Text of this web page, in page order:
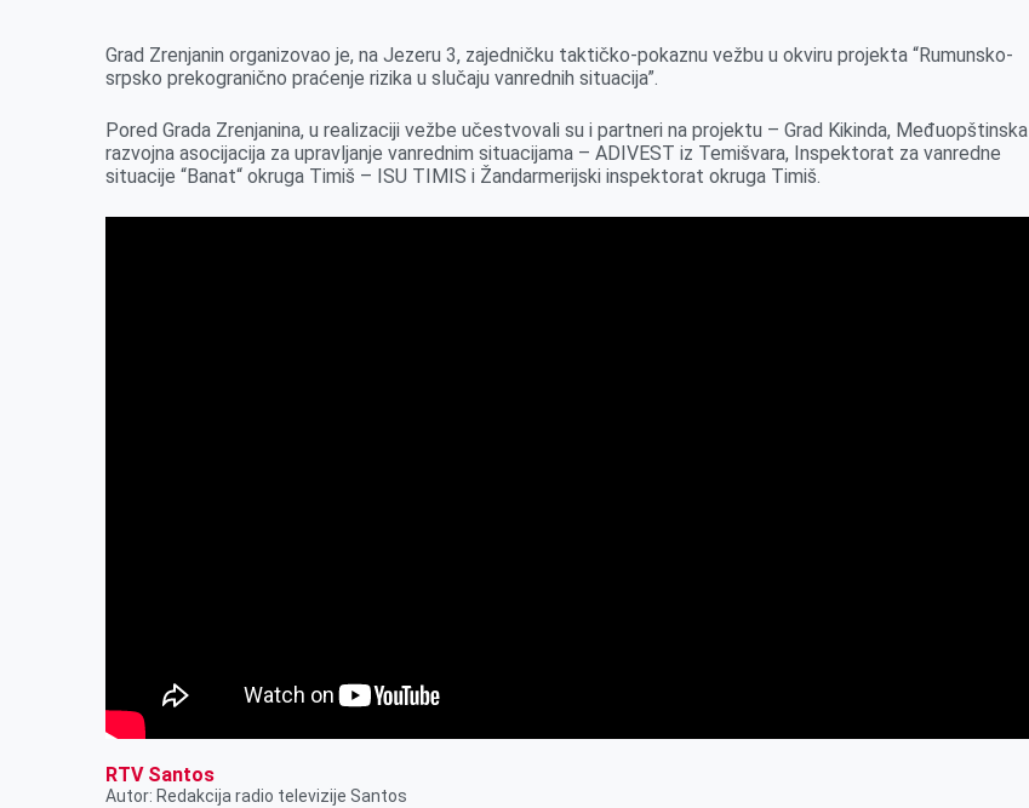
rnA
p
i
l
Grad Zrenjanin organizovao je, na Jezeru 3, zajedničku taktičko-pokaznu vežbu u okviru projekta “Rumunsko-
srpsko prekogranično praćenje rizika u slučaju vanrednih situacija”.
Pored Grada Zrenjanina, u realizaciji vežbe učestvovali su i partneri na projektu – Grad Kikinda, Međuopštinska
razvojna asocijacija za upravljanje vanrednim situacijama – ADIVEST iz Temišvara, Inspektorat za vanredne
situacije “Banat“ okruga Timiš – ISU TIMIS i Žandarmerijski inspektorat okruga Timiš.
RTV Santos
Autor: Redakcija radio televizije Santos